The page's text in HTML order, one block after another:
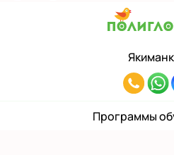
Верхние
ЖК 78
Программы